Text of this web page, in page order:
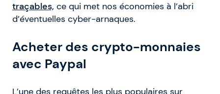
traçables, ce qui met nos économies à l’abri
d’éventuelles cyber-arnaques.
Acheter des crypto-monnaies
avec Paypal
L’une des requêtes les plus populaires sur